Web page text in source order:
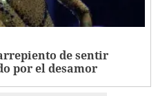
de sentir
por el desamor